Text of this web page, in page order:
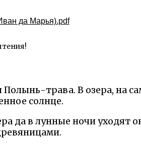
да Марья).pdf
трава. В озера, на
солнце.
да в лунные ночи уходят